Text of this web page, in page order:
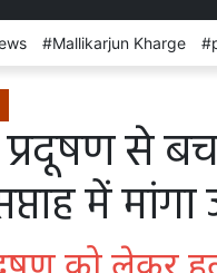
Mallikarjun Kharge
प्रदूषण से
में
को लेकर